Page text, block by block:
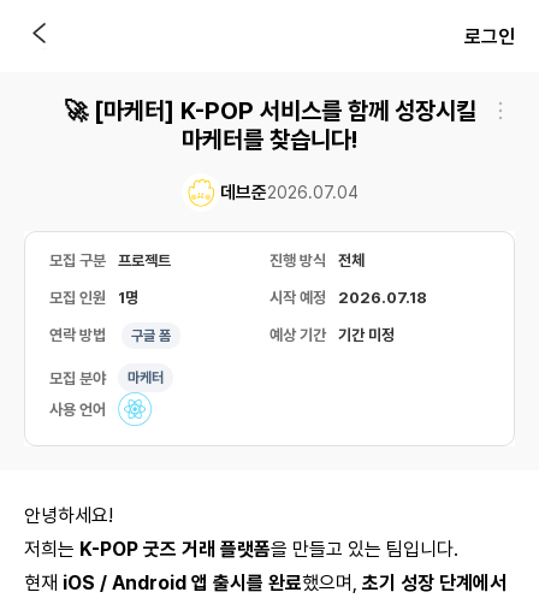
로그인
🚀 [마케터] K-POP 서비스를 함께 성장시킬
마케터를 찾습니다!
데브준2026.07.04
모집 구분 프로젝트 진행 방식 전체
모집 인원 1명 시작 예정 2026.07.18
연락 방법 구글 폼 예상 기간 기간 미정
모집 분야 마케터
사용 언어
안녕하세요!
저희는 K-POP 굿즈 거래 플랫폼을 만들고 있는 팀입니다.
현재 iOS / Android 앱 출시를 완료했으며, 초기 성장 단계에서